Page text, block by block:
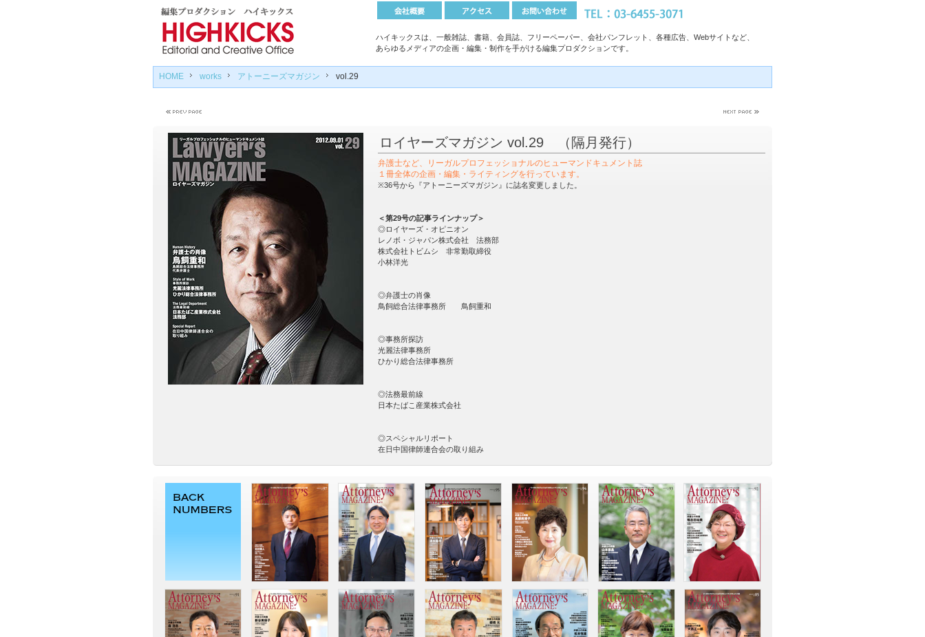
ハイキックスは、一般雑誌、書籍、会員誌、フリーペーパー、会社パンフレット、各種広告、Webサイトなど、
あらゆるメディアの企画・編集・制作を手がける編集プロダクションです。
HOME works アトーニーズマガジン vol.29
ロイヤーズマガジン vol.29 （隔月発行）
弁護士など、リーガルプロフェッショナルのヒューマンドキュメント誌
１冊全体の企画・編集・ライティングを行っています。
※36号から『アトーニーズマガジン』に誌名変更しました。
＜第29号の記事ラインナップ＞
◎ロイヤーズ・オピニオン
レノボ・ジャパン株式会社 法務部
株式会社トビムシ 非常勤取締役
小林洋光
◎弁護士の肖像
鳥飼総合法律事務所 鳥飼重和
◎事務所探訪
光麗法律事務所
ひかり総合法律事務所
◎法務最前線
日本たばこ産業株式会社
◎スペシャルリポート
在日中国律師連合会の取り組み